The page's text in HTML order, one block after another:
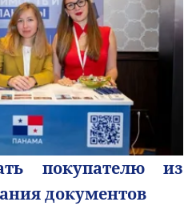
покупателю из
документов